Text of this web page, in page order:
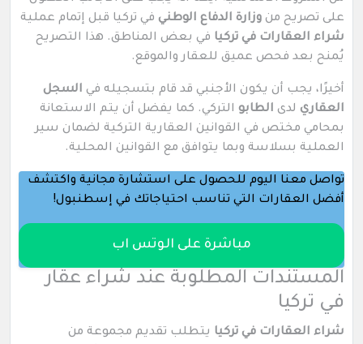
على تصريح من وزارة الدفاع الوطني في تركيا قبل إتمام عملية
شراء العقارات في تركيا في بعض المناطق. هذا التصريح
يُمنح بعد فحص عميق للعقار والموقع.
أخيرًا، يجب أن يكون الأجنبي قد قام بتسجيله في السجل
العقاري لدى الطابو التركي. كما يفضل أن يتم الاستعانة
بمحامي مختص في القوانين العقارية التركية لضمان سير
العملية بسلاسة وبما يتوافق مع القوانين المحلية.
تواصل معنا اليوم للحصول على استشارة مجانية واكتشف
أفضل العقارات التي تناسب احتياجاتك في إسطنبول!
مباشرة على الوتس اب
المستندات المطلوبة عند شراء عقار
في تركيا
شراء العقارات في تركيا يتطلب تقديم مجموعة من